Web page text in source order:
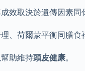
效取決於遺傳因素同
、荷爾蒙平衡同膳食
助維持頭皮健康。